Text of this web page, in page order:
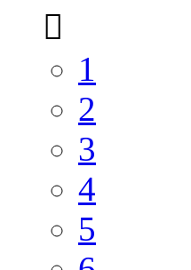
1
2
3
4
5